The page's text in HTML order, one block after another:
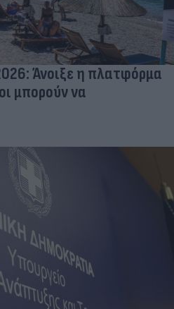
Άνοιξε η πλατφόρμα
μπορούν να